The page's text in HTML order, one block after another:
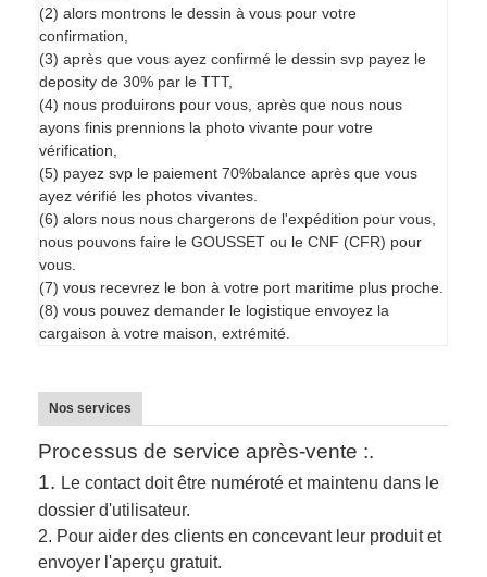
(2) alors montrons le dessin à vous pour votre
confirmation,
(3) après que vous ayez confirmé le dessin svp payez le
deposity de 30% par le TTT,
(4) nous produirons pour vous, après que nous nous
ayons finis prennions la photo vivante pour votre
vérification,
(5) payez svp le paiement 70%balance après que vous
ayez vérifié les photos vivantes.
(6) alors nous nous chargerons de l'expédition pour vous,
nous pouvons faire le GOUSSET ou le CNF (CFR) pour
vous.
(7) vous recevrez le bon à votre port maritime plus proche.
(8) vous pouvez demander le logistique envoyez la
cargaison à votre maison, extrémité.
Nos services
Processus de service après-vente :.
1. Le contact doit être numéroté et maintenu dans le
dossier d'utilisateur.
2. Pour aider des clients en concevant leur produit et
envoyer l'aperçu gratuit.